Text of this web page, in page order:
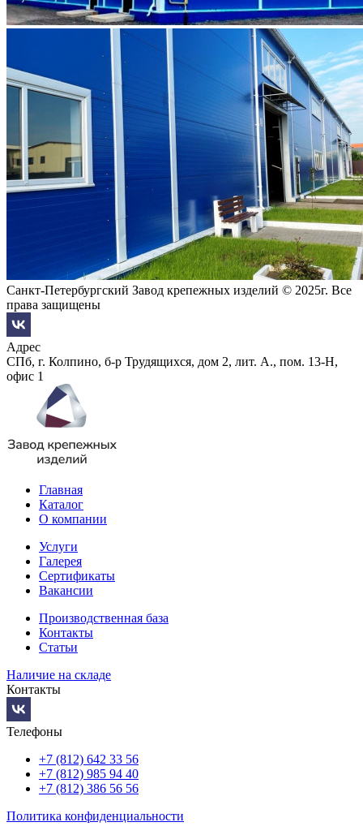
Санкт-Петербургский Завод крепежных изделий © 2025г. Все
права защищены
Адрес
СПб, г. Колпино, б-р Трудящихся, дом 2, лит. А., пом. 13-Н,
офис 1
Главная
Каталог
О компании
Услуги
Галерея
Сертификаты
Вакансии
Производственная база
Контакты
Статьи
Наличие на складе
Контакты
Телефоны
+7 (812) 642 33 56
+7 (812) 985 94 40
+7 (812) 386 56 56
Политика конфиденциальности